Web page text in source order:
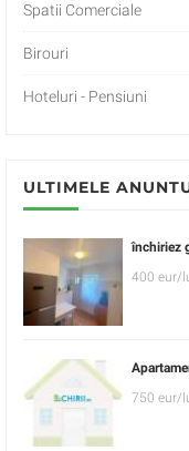
Spatii Comerciale
Birouri
Hoteluri - Pensiuni
ULTIMELE
închiriez
400 eur/
750 eur/